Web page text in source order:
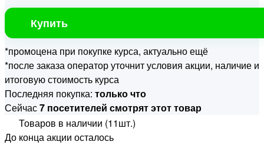
Купить
*промоцена при покупке курса, актуально ещё
*после заказа оператор уточнит условия акции, наличие и
итоговую стоимость курса
Последняя покупка: только что
Сейчас7 посетителей смотрят этот товар
Товаров в наличии (11шт.)
До конца акции осталось